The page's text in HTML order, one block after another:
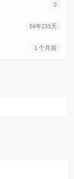
0
56年233天
1 个月前